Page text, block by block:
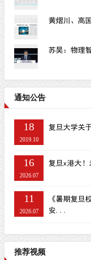
黄熠川、高
苏昊：物理
通知公告
18
2019.10
复旦大学关
16
2026.07
复旦x港大
11
2026.07
《暑期复旦
安...
推荐视频